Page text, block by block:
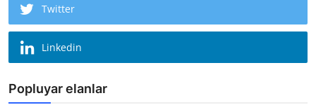
Twitter
Linkedin
Popluyar elanlar